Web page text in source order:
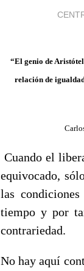
“El genio de
relación de
Cuando el
equivocado,
las
tiempo y por
contrariedad.
No hay aquí